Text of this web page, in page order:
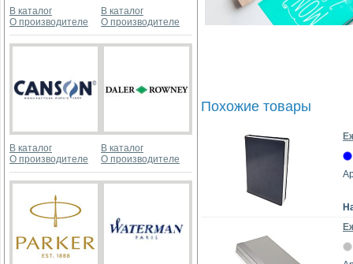
В каталог
О производителе
В каталог
О производителе
В каталог
О производителе
В каталог
О производителе
Похожие товары